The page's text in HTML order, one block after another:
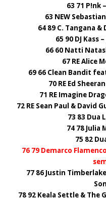
63 71 P!nk
63 NEW
64 89 C. Tangana &
65 90 DJ Kass
66 60 Natti
67 RE Alice
69 66 Clean Bandit
70 RE Ed
71 RE Imagine
72 RE Sean Paul & David
73 83 Dua
74 78 Julia
75 82
76 79 Demarco
77 86 Justin
78 92 Keala Settle & The